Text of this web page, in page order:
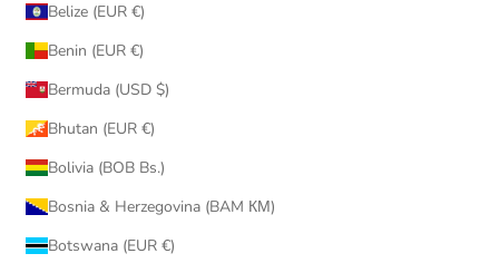
Belize (EUR €)
Benin (EUR €)
Bermuda (USD $)
Bhutan (EUR €)
Bolivia (BOB Bs.)
Bosnia & Herzegovina (BAM КМ)
Botswana (EUR €)